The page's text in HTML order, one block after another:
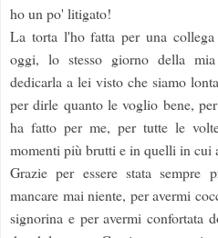
ho un po' litigato!
La torta l'ho fatta per una
oggi, lo stesso giorno della
dedicarla a lei visto che siamo
per dirle quanto le voglio bene,
ha fatto per me, per tutte le
momenti più brutti e in quelli in cui
Grazie per essere stata sempre
mancare mai niente, per avermi
signorina e per avermi confortata